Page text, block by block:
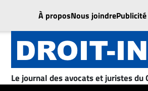
À proposNous joindrePublicité
Le journal des avocats et juristes du